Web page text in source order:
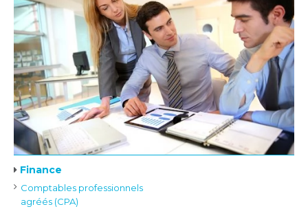
Finance
Comptables professionnels
agréés (CPA)